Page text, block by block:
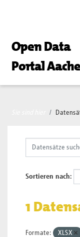
Open Data
Portal
Sortieren nach
1
Formate: XLSX